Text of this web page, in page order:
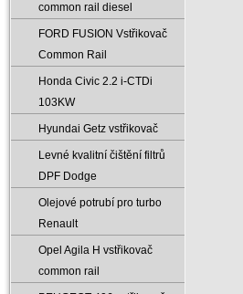
common rail diesel
FORD FUSION Vstřikovač
Common Rail
Honda Civic 2.2 i-CTDi
103KW
Hyundai Getz vstřikovač
Levné kvalitní čištění filtrů
DPF Dodge
Olejové potrubí pro turbo
Renault
Opel Agila H vstřikovač
common rail